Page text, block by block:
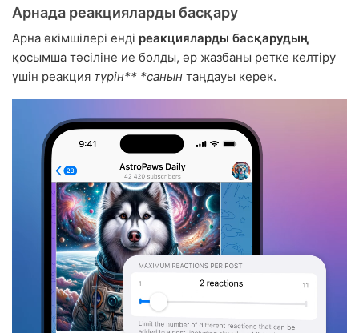
Арнада реакцияларды басқару
Арна әкімшілері енді реакцияларды басқарудың
қосымша тәсіліне ие болды, әр жазбаны ретке келтіру
үшін реакция түрін** *санын таңдауы керек.